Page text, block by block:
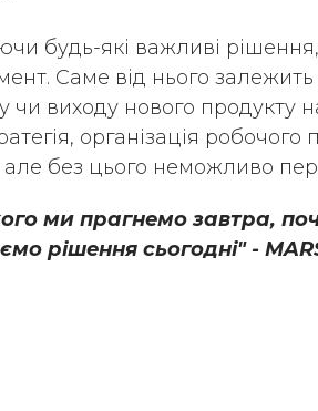
будь-які важливі
Саме від нього залежить
чи виходу нового продукту
організація
але без цього неможливо
ми прагнемо завтра,
рішення сьогодні" -